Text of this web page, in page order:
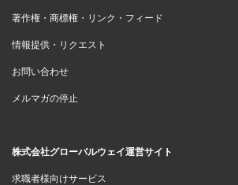
著作権・商標権・リンク・フィード
情報提供・リクエスト
お問い合わせ
メルマガの停止
株式会社グローバルウェイ運営サイト
求職者様向けサービス